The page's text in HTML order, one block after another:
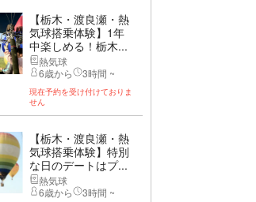
【栃木・渡良瀬・熱
気球搭乗体験】1年
中楽しめる！栃木...
熱気球
6歳から
3時間 ~
現在予約を受け付けておりま
せん
【栃木・渡良瀬・熱
気球搭乗体験】特別
な日のデートはプ...
熱気球
6歳から
3時間 ~